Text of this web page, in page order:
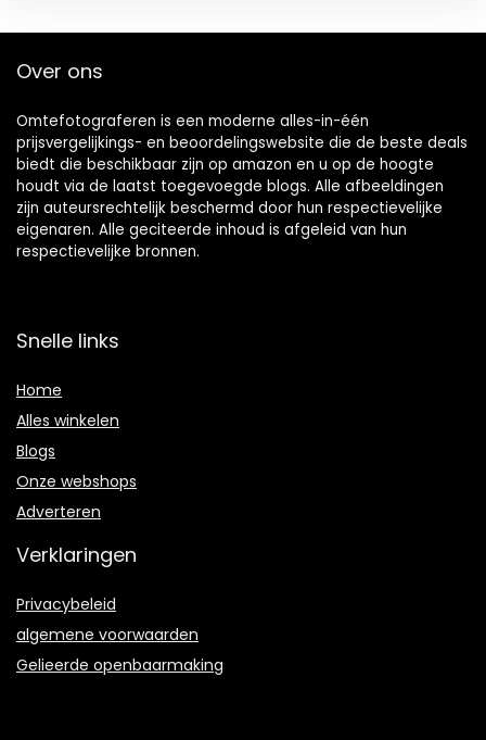
Over ons
Omtefotograferen is een moderne alles-in-één
prijsvergelijkings- en beoordelingswebsite die de beste deals
biedt die beschikbaar zijn op amazon en u op de hoogte
houdt via de laatst toegevoegde blogs. Alle afbeeldingen
zijn auteursrechtelijk beschermd door hun respectievelijke
eigenaren. Alle geciteerde inhoud is afgeleid van hun
respectievelijke bronnen.
Snelle links
Home
Alles winkelen
Blogs
Onze webshops
Adverteren
Verklaringen
Privacybeleid
algemene voorwaarden
Gelieerde openbaarmaking